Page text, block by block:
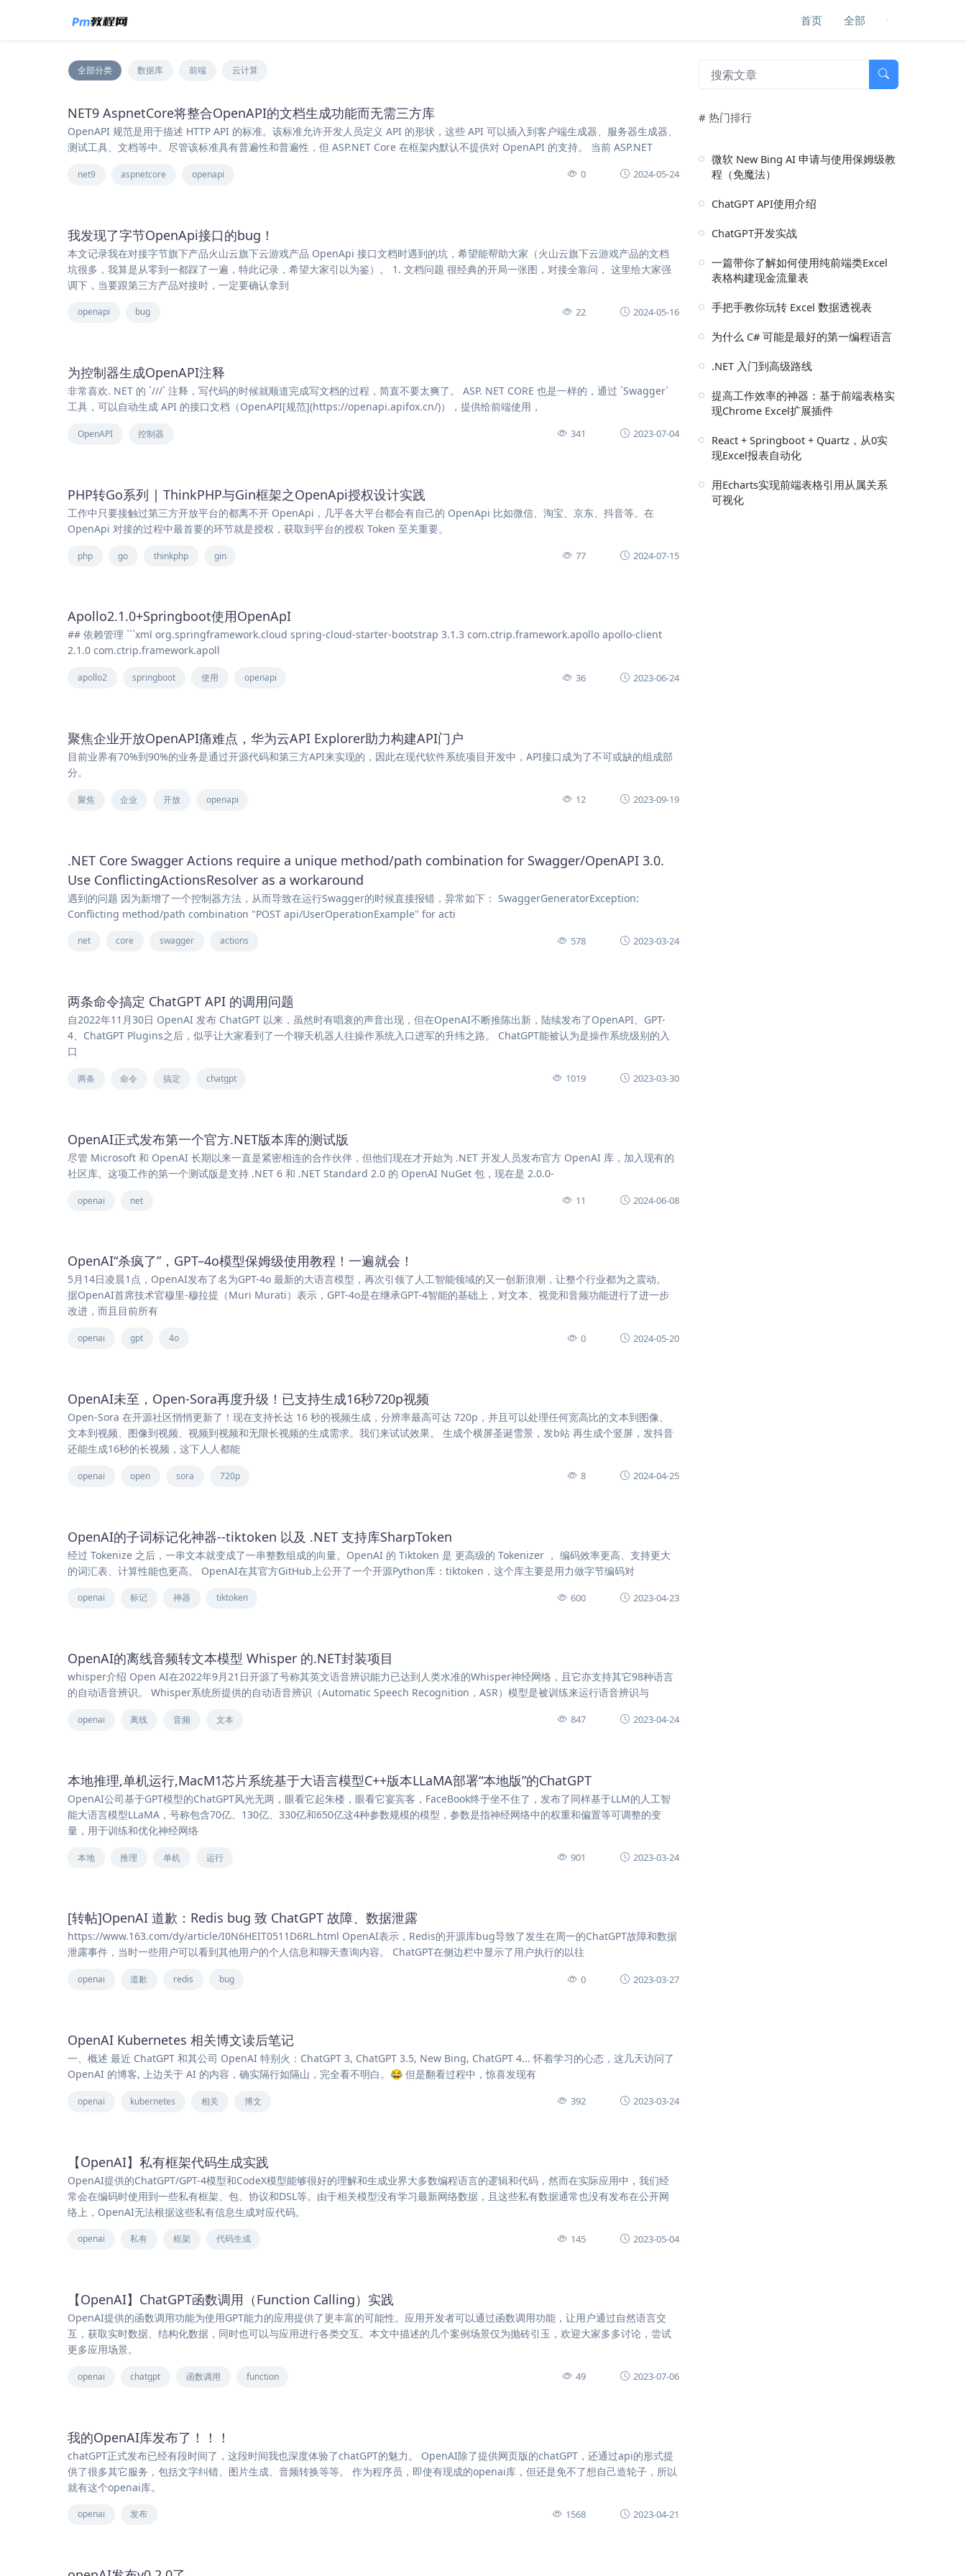
首页 全部
全部分类 数据库 前端 云计算
NET9 AspnetCore将整合OpenAPI的文档生成功能而无需三方库
OpenAPI 规范是用于描述 HTTP API 的标准。该标准允许开发人员定义 API 的形状，这些 API 可以插入到客户端生成器、服务器生成器、
测试工具、文档等中。尽管该标准具有普遍性和普遍性，但 ASP.NET Core 在框架内默认不提供对 OpenAPI 的支持。 当前 ASP.NET
net9 aspnetcore openapi 0 2024-05-24
我发现了字节OpenApi接口的bug！
本文记录我在对接字节旗下产品火山云旗下云游戏产品 OpenApi 接口文档时遇到的坑，希望能帮助大家（火山云旗下云游戏产品的文档
坑很多，我算是从零到一都踩了一遍，特此记录，希望大家引以为鉴）。 1. 文档问题 很经典的开局一张图，对接全靠问， 这里给大家强
调下，当要跟第三方产品对接时，一定要确认拿到
openapi bug 22 2024-05-16
为控制器生成OpenAPI注释
非常喜欢. NET 的 `///` 注释，写代码的时候就顺道完成写文档的过程，简直不要太爽了。 ASP. NET CORE 也是一样的，通过 `Swagger`
工具，可以自动生成 API 的接口文档（OpenAPI[规范](https://openapi.apifox.cn/)），提供给前端使用，
OpenAPI 控制器 341 2023-07-04
PHP转Go系列 | ThinkPHP与Gin框架之OpenApi授权设计实践
工作中只要接触过第三方开放平台的都离不开 OpenApi，几乎各大平台都会有自己的 OpenApi 比如微信、淘宝、京东、抖音等。在
OpenApi 对接的过程中最首要的环节就是授权，获取到平台的授权 Token 至关重要。
php go thinkphp gin 77 2024-07-15
Apollo2.1.0+Springboot使用OpenApI
## 依赖管理 ```xml org.springframework.cloud spring-cloud-starter-bootstrap 3.1.3 com.ctrip.framework.apollo apollo-client
2.1.0 com.ctrip.framework.apoll
apollo2 springboot 使用 openapi 36 2023-06-24
聚焦企业开放OpenAPI痛难点，华为云API Explorer助力构建API门户
目前业界有70%到90%的业务是通过开源代码和第三方API来实现的，因此在现代软件系统项目开发中，API接口成为了不可或缺的组成部
分。
聚焦 企业 开放 openapi 12 2023-09-19
.NET Core Swagger Actions require a unique method/path combination for Swagger/OpenAPI 3.0.
Use ConflictingActionsResolver as a workaround
遇到的问题 因为新增了一个控制器方法，从而导致在运行Swagger的时候直接报错，异常如下： SwaggerGeneratorException:
Conflicting method/path combination "POST api/UserOperationExample" for acti
net core swagger actions 578 2023-03-24
两条命令搞定 ChatGPT API 的调用问题
自2022年11月30日 OpenAI 发布 ChatGPT 以来，虽然时有唱衰的声音出现，但在OpenAI不断推陈出新，陆续发布了OpenAPI、GPT-
4、ChatGPT Plugins之后，似乎让大家看到了一个聊天机器人往操作系统入口进军的升纬之路。 ChatGPT能被认为是操作系统级别的入
口
两条 命令 搞定 chatgpt 1019 2023-03-30
OpenAI正式发布第一个官方.NET版本库的测试版
尽管 Microsoft 和 OpenAI 长期以来一直是紧密相连的合作伙伴，但他们现在才开始为 .NET 开发人员发布官方 OpenAI 库，加入现有的
社区库。这项工作的第一个测试版是支持 .NET 6 和 .NET Standard 2.0 的 OpenAI NuGet 包，现在是 2.0.0-
openai net 11 2024-06-08
OpenAI“杀疯了”，GPT–4o模型保姆级使用教程！一遍就会！
5月14日凌晨1点，OpenAI发布了名为GPT-4o 最新的大语言模型，再次引领了人工智能领域的又一创新浪潮，让整个行业都为之震动。
据OpenAI首席技术官穆里-穆拉提（Muri Murati）表示，GPT-4o是在继承GPT-4智能的基础上，对文本、视觉和音频功能进行了进一步
改进，而且目前所有
openai gpt 4o 0 2024-05-20
OpenAI未至，Open-Sora再度升级！已支持生成16秒720p视频
Open-Sora 在开源社区悄悄更新了！现在支持长达 16 秒的视频生成，分辨率最高可达 720p，并且可以处理任何宽高比的文本到图像、
文本到视频、图像到视频、视频到视频和无限长视频的生成需求。我们来试试效果。 生成个横屏圣诞雪景，发b站 再生成个竖屏，发抖音
还能生成16秒的长视频，这下人人都能
openai open sora 720p 8 2024-04-25
OpenAI的子词标记化神器--tiktoken 以及 .NET 支持库SharpToken
经过 Tokenize 之后，一串文本就变成了一串整数组成的向量。OpenAI 的 Tiktoken 是 更高级的 Tokenizer ， 编码效率更高、支持更大
的词汇表、计算性能也更高。 OpenAI在其官方GitHub上公开了一个开源Python库：tiktoken，这个库主要是用力做字节编码对
openai 标记 神器 tiktoken 600 2023-04-23
OpenAI的离线音频转文本模型 Whisper 的.NET封装项目
whisper介绍 Open AI在2022年9月21日开源了号称其英文语音辨识能力已达到人类水准的Whisper神经网络，且它亦支持其它98种语言
的自动语音辨识。 Whisper系统所提供的自动语音辨识（Automatic Speech Recognition，ASR）模型是被训练来运行语音辨识与
openai 离线 音频 文本 847 2023-04-24
本地推理,单机运行,MacM1芯片系统基于大语言模型C++版本LLaMA部署“本地版”的ChatGPT
OpenAI公司基于GPT模型的ChatGPT风光无两，眼看它起朱楼，眼看它宴宾客，FaceBook终于坐不住了，发布了同样基于LLM的人工智
能大语言模型LLaMA，号称包含70亿、130亿、330亿和650亿这4种参数规模的模型，参数是指神经网络中的权重和偏置等可调整的变
量，用于训练和优化神经网络
本地 推理 单机 运行 901 2023-03-24
[转帖]OpenAI 道歉：Redis bug 致 ChatGPT 故障、数据泄露
https://www.163.com/dy/article/I0N6HEIT0511D6RL.html OpenAI表示，Redis的开源库bug导致了发生在周一的ChatGPT故障和数据
泄露事件，当时一些用户可以看到其他用户的个人信息和聊天查询内容。 ChatGPT在侧边栏中显示了用户执行的以往
openai 道歉 redis bug 0 2023-03-27
OpenAI Kubernetes 相关博文读后笔记
一、概述 最近 ChatGPT 和其公司 OpenAI 特别火：ChatGPT 3, ChatGPT 3.5, New Bing, ChatGPT 4... 怀着学习的心态，这几天访问了
OpenAI 的博客, 上边关于 AI 的内容，确实隔行如隔山，完全看不明白。😂 但是翻看过程中，惊喜发现有
openai kubernetes 相关 博文 392 2023-03-24
【OpenAI】私有框架代码生成实践
OpenAI提供的ChatGPT/GPT-4模型和CodeX模型能够很好的理解和生成业界大多数编程语言的逻辑和代码，然而在实际应用中，我们经
常会在编码时使用到一些私有框架、包、协议和DSL等。由于相关模型没有学习最新网络数据，且这些私有数据通常也没有发布在公开网
络上，OpenAI无法根据这些私有信息生成对应代码。
openai 私有 框架 代码生成 145 2023-05-04
【OpenAI】ChatGPT函数调用（Function Calling）实践
OpenAI提供的函数调用功能为使用GPT能力的应用提供了更丰富的可能性。应用开发者可以通过函数调用功能，让用户通过自然语言交
互，获取实时数据、结构化数据，同时也可以与应用进行各类交互。本文中描述的几个案例场景仅为抛砖引玉，欢迎大家多多讨论，尝试
更多应用场景。
openai chatgpt 函数调用 function 49 2023-07-06
我的OpenAI库发布了！！！
chatGPT正式发布已经有段时间了，这段时间我也深度体验了chatGPT的魅力。 OpenAI除了提供网页版的chatGPT，还通过api的形式提
供了很多其它服务，包括文字纠错、图片生成、音频转换等等。 作为程序员，即使有现成的openai库，但还是免不了想自己造轮子，所以
就有这个openai库。
openai 发布 1568 2023-04-21
# 热门排行
微软 New Bing AI 申请与使用保姆级教
程（免魔法）
ChatGPT API使用介绍
ChatGPT开发实战
一篇带你了解如何使用纯前端类Excel
表格构建现金流量表
手把手教你玩转 Excel 数据透视表
为什么 C# 可能是最好的第一编程语言
.NET 入门到高级路线
提高工作效率的神器：基于前端表格实
现Chrome Excel扩展插件
React + Springboot + Quartz，从0实
现Excel报表自动化
用Echarts实现前端表格引用从属关系
可视化